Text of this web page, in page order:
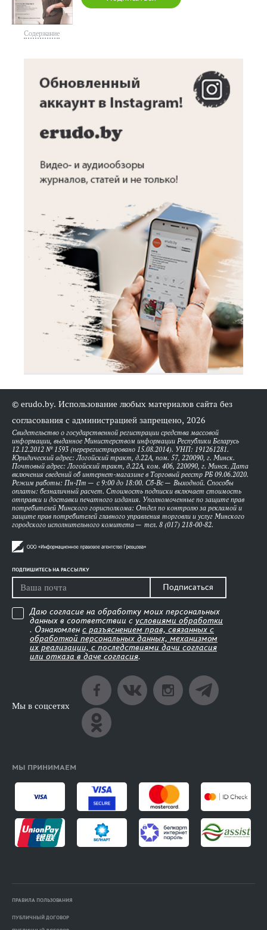
Содержание
© erudo.by. Использование любых материалов сайта без
согласования с администрацией запрещено, 2026
Свидетельство о государственной регистрации средства массовой
информации, выданное Министерством информации Республики Беларусь
12.12.2012 № 1593 (перерегистрировано 15.08.2014). УНП: 191261281.
Юридический адрес: Логойский тракт, д.22А, пом. 57, 220090, г. Минск.
Почтовый адрес: Логойский тракт, д.22А, ком. 406, 220090, г. Минск. Дата
включения сведений об интернет-магазине в Торговый реестр РБ 09.06.2020.
Режим работы: Пн-Пт — с 9:00 до 18:00. Сб-Вс — Выходной. Способы
оплаты: безналичный расчет. Стоимость подписки включает стоимость
отправки и доставки печатного издания. Уполномоченные по защите прав
потребителей Минского горисполкома: Отдел по контролю за рекламой и
защите прав потребителей главного управления торговли и услуг Минского
городского исполнительного комитета — тел. 8 (017) 218-00-82.
ПОДПИШИТЕСЬ НА РАССЫЛКУ
Подписаться
Даю согласие на обработку моих персональных
данных в соответствии с условиями обработки
. Ознакомлен с разъяснением прав, связанных с
обработкой персональных данных, механизмом
их реализации, с последствиями дачи согласия
или отказа в даче согласия.
Мы в соцсетях
МЫ ПРИНИМАЕМ
ПРАВИЛА ПОЛЬЗОВАНИЯ
ПУБЛИЧНЫЙ ДОГОВОР